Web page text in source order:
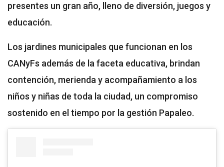
presentes un gran año, lleno de diversión, juegos y
educación.
Los jardines municipales que funcionan en los
CANyFs además de la faceta educativa, brindan
contención, merienda y acompañamiento a los
niños y niñas de toda la ciudad, un compromiso
sostenido en el tiempo por la gestión Papaleo.